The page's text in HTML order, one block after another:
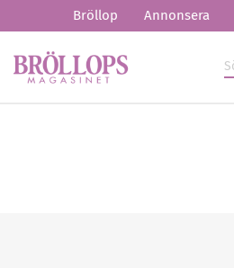
Bröllop Annonsera